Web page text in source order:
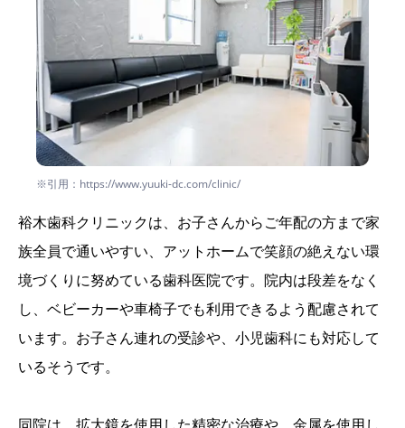
※引用：https://www.yuuki-dc.com/clinic/
裕木歯科クリニックは、お子さんからご年配の方まで家
族全員で通いやすい、アットホームで笑顔の絶えない環
境づくりに努めている歯科医院です。院内は段差をなく
し、ベビーカーや車椅子でも利用できるよう配慮されて
います。お子さん連れの受診や、小児歯科にも対応して
いるそうです。